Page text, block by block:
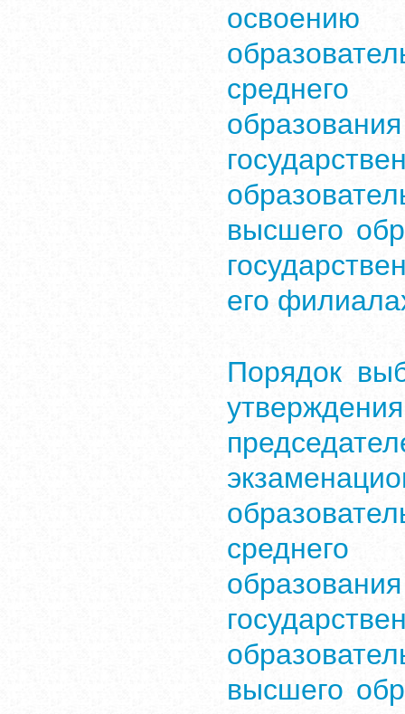
освоению
среднего
высшего
его
Порядок
среднего
высшего